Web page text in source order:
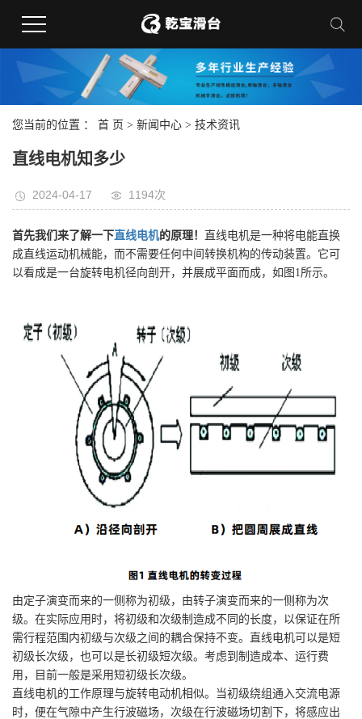
您当前的位置 ： 首 页 > 新闻中心 > 技术资讯
直线电机知多少
2024-04-17 1194次
首先我们来了解一下直线电机的原理！
直线电机是一种将电能直换
成直线运动机械能，而不需要任何中间转换机构的传动装置。它可
以看成是一台旋转电机径向剖开，并展成平面而成，如图1所示。
由定子演变而来的一侧称为初级，由转子演变而来的一侧称为次
级。在实际应用时，将初级和次级制造成不同的长度，以保证在所
需行程范围内初级与次级之间的耦合保持不变。直线电机可以是短
初级长次级，也可以是长初级短次级。考虑到制造成本、运行费
用，目前一般是采用短初级长次级。
直线电机的工作原理与旋转电动机相似。当初级绕组通入交流电源
时，便在气隙中产生行波磁场，次级在行波磁场切割下，将感应出